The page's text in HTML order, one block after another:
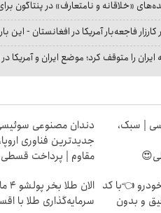
«خلاقانه و نامتعارف» در پنتاگون
فاجعه‌بار آمریکا در افغانستان - این
را متوقف کرد؛ موضع ایران و
| سبک،
دندان مصنوعی
جدیدترین فناوری
مقاوم | پرداخت قسطی
👈با کد
و بدون
سرمایه‌گذاری طلا با